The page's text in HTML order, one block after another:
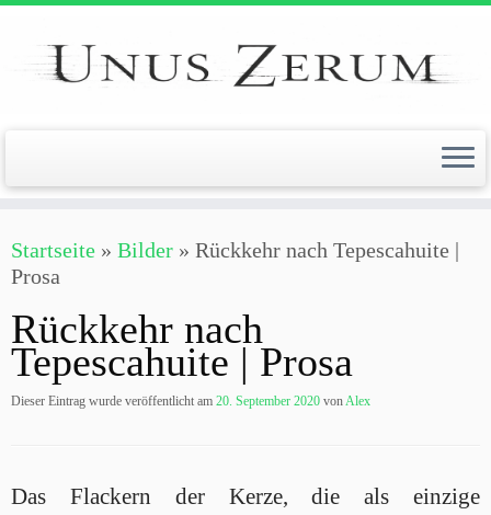
Zum
springen
Startseite » Bilder » Rückkehr nach Tepescahuite |
Prosa
Rückkehr nach
Tepescahuite | Prosa
Dieser Eintrag wurde veröffentlicht am 20. September 2020 vonAlex
Das Flackern der Kerze, die als einzige